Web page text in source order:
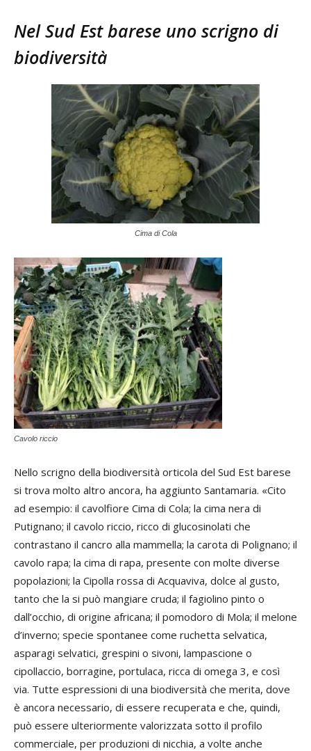
Nel Sud Est barese uno scrigno di
biodiversità
Cima di Cola
Cavolo riccio
Nello scrigno della biodiversità orticola del Sud Est barese
si trova molto altro ancora, ha aggiunto Santamaria. «Cito
ad esempio: il cavolfiore Cima di Cola; la cima nera di
Putignano; il cavolo riccio, ricco di glucosinolati che
contrastano il cancro alla mammella; la carota di Polignano; il
cavolo rapa; la cima di rapa, presente con molte diverse
popolazioni; la Cipolla rossa di Acquaviva, dolce al gusto,
tanto che la si può mangiare cruda; il fagiolino pinto o
dall’occhio, di origine africana; il pomodoro di Mola; il melone
d’inverno; specie spontanee come ruchetta selvatica,
asparagi selvatici, grespini o sivoni, lampascione o
cipollaccio, borragine, portulaca, ricca di omega 3, e così
via. Tutte espressioni di una biodiversità che merita, dove
è ancora necessario, di essere recuperata e che, quindi,
può essere ulteriormente valorizzata sotto il profilo
commerciale, per produzioni di nicchia, a volte anche